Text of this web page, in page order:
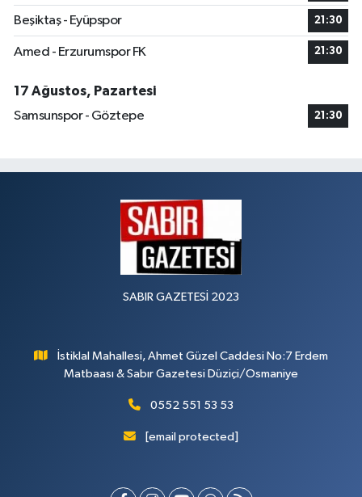
Beşiktaş - Eyüpspor 21:30
Amed - Erzurumspor FK 21:30
17 Ağustos, Pazartesi
Samsunspor - Göztepe
21:30
SABIR GAZETESİ 2023
İstiklal Mahallesi, Ahmet Güzel Caddesi No:7 Erdem
Matbaası & Sabır Gazetesi Düziçi/Osmaniye
0552 551 53 53
[email protected]